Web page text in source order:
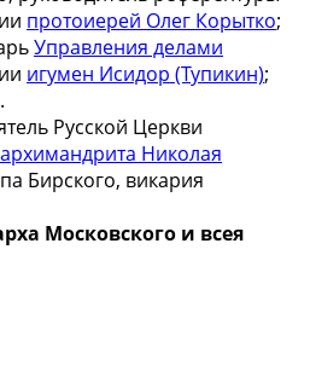
протоиерей Олег Корытко;
Управления делами
игумен Исидор (Тупикин);
Русской Церкви
архимандрита Николая
Бирского, викария
Московского и всея